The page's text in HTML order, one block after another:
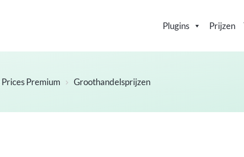
Plugins Prijzen
Premium Groothandelsprijzen